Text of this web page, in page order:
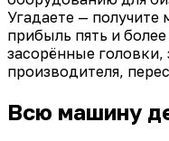
Угадаете — получите
прибыль пять и
засорённые
производителя,
Всю машину